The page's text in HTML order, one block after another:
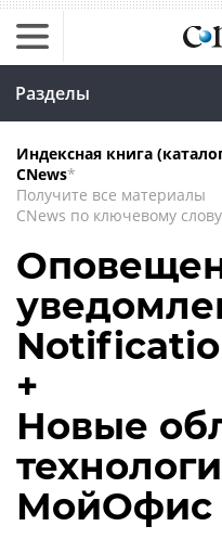
Разделы
Индексная книга
CNews*
Получите все материалы
CNews по ключевому слову
+
Новые
МойОфис